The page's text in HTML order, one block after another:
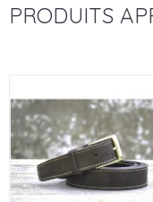
PRODUITS